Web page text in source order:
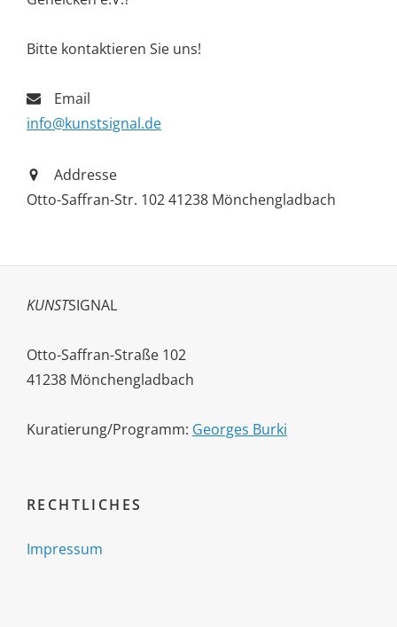
Bitte kontaktieren Sie uns!
Email
info@kunstsignal.de
Addresse
Otto-Saffran-Str. 102 41238 Mönchengladbach
KUNSTSIGNAL
Otto-Saffran-Straße 102
41238 Mönchengladbach
Kuratierung/Programm: Georges Burki
RECHTLICHES
Impressum